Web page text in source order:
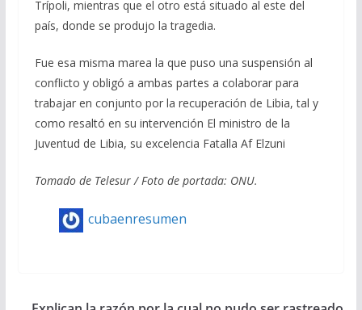
Trípoli, mientras que el otro está situado al este del
país, donde se produjo la tragedia.
Fue esa misma marea la que puso una suspensión al
conflicto y obligó a ambas partes a colaborar para
trabajar en conjunto por la recuperación de Libia, tal y
como resaltó en su intervención El ministro de la
Juventud de Libia, su excelencia Fatalla Af Elzuni
Tomado de Telesur / Foto de portada: ONU.
cubaenresumen